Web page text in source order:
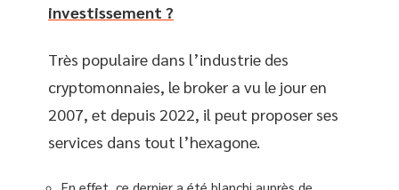
investissement ?
Très populaire dans l’industrie des
cryptomonnaies, le broker a vu le jour en
2007, et depuis 2022, il peut proposer ses
services dans tout l’hexagone.